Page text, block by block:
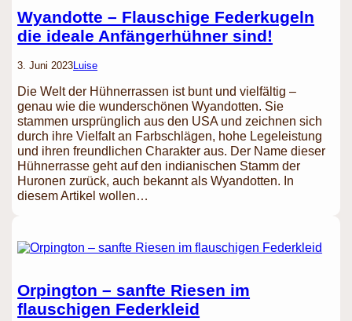
Wyandotte – Flauschige Federkugeln
die ideale Anfängerhühner sind!
3. Juni 2023Luise
Die Welt der Hühnerrassen ist bunt und vielfältig –
genau wie die wunderschönen Wyandotten. Sie
stammen ursprünglich aus den USA und zeichnen sich
durch ihre Vielfalt an Farbschlägen, hohe Legeleistung
und ihren freundlichen Charakter aus. Der Name dieser
Hühnerrasse geht auf den indianischen Stamm der
Huronen zurück, auch bekannt als Wyandotten. In
diesem Artikel wollen…
Orpington – sanfte Riesen im
flauschigen Federkleid